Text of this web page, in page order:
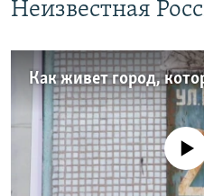
Неизвестная
No media source